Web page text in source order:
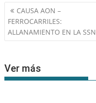
Navegación
de
entradas
CAUSA AON –
FERROCARRILES:
ALLANAMIENTO EN LA SSN
Ver más